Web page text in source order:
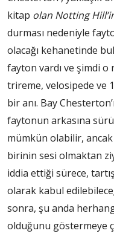
kitap olan Notting
durması nedeniyle
olacağı kehanetinde
fayton vardı ve şimdi o
trireme, velosipede ve
bir anı. Bay
faytonun arkasına
mümkün olabilir,
birinin sesi olmaktan
iddia ettiği sürece,
olarak kabul
sonra, şu anda
olduğunu göstermeye